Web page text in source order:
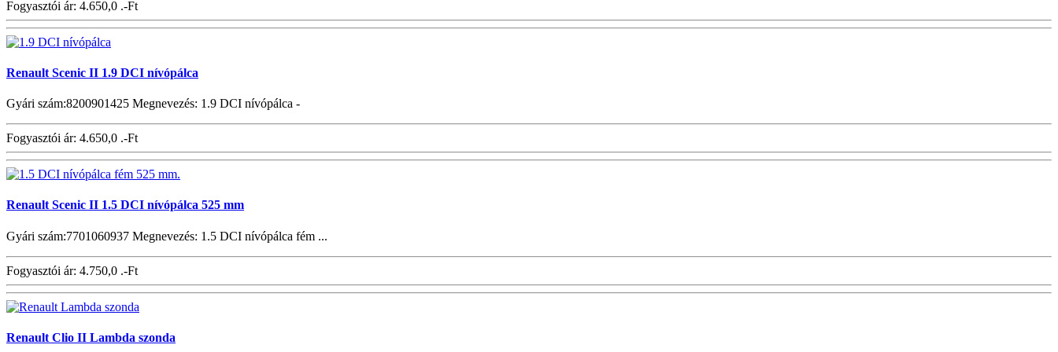
Fogyasztói ár: 4.650,0 .-Ft
Renault Scenic II 1.9 DCI nívópálca
Gyári szám:8200901425 Megnevezés: 1.9 DCI nívópálca -
Fogyasztói ár: 4.650,0 .-Ft
Renault Scenic II 1.5 DCI nívópálca 525 mm
Gyári szám:7701060937 Megnevezés: 1.5 DCI nívópálca fém ...
Fogyasztói ár: 4.750,0 .-Ft
Renault Clio II Lambda szonda